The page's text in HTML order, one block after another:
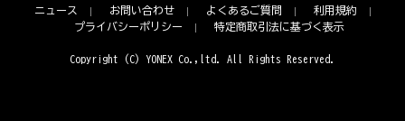
ニュース お問い合わせ よくあるご質問
利用規約
プライバシーポリシー
特定商取引法に基づく表示
Copyright (C) YONEX Co.,ltd. All Rights Reserved.